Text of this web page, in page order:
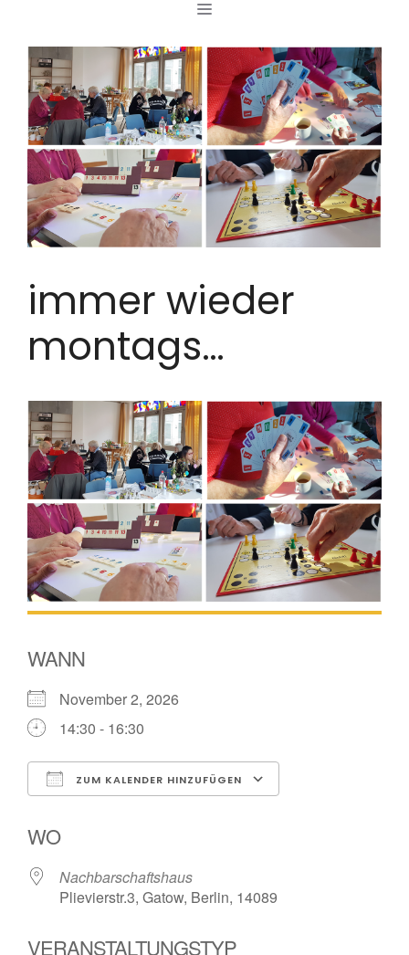
springen
MENÜ
immer wieder
montags…
WANN
November 2, 2026
14:30 - 16:30
ZUM KALENDER HINZUFÜGEN
WO
Nachbarschaftshaus
Plievierstr.3, Gatow, Berlin, 14089
VERANSTALTUNGSTYP